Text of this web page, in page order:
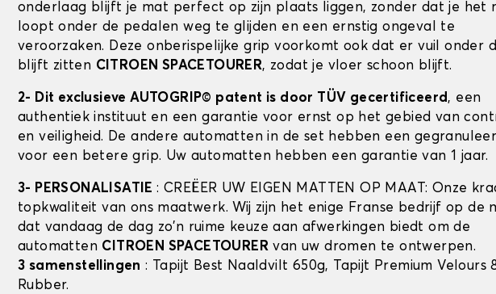
onderlaag blijft je mat perfect op zijn plaats liggen, zonder dat je het
loopt onder de pedalen weg te glijden en een ernstig ongeval te
veroorzaken. Deze onberispelijke grip voorkomt ook dat er vuil onder
blijft zitten CITROEN SPACETOURER, zodat je vloer schoon blijft.
2- Dit exclusieve AUTOGRIP© patent is door TÜV gecertificeerd, een
authentiek instituut en een garantie voor ernst op het gebied van
en veiligheid. De andere automatten in de set hebben een
voor een betere grip. Uw automatten hebben een garantie van 1 jaar.
3- PERSONALISATIE: CREËER UW EIGEN MATTEN OP MAAT: Onze
topkwaliteit van ons maatwerk. Wij zijn het enige Franse bedrijf op de
dat vandaag de dag zo'n ruime keuze aan afwerkingen biedt om de
automatten CITROEN SPACETOURER van uw dromen te ontwerpen.
3 samenstellingen : Tapijt Best Naaldvilt 650g, Tapijt Premium Velours
Rubber.